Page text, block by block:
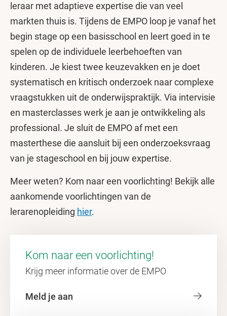
leraar met adaptieve expertise die van veel
markten thuis is. Tijdens de EMPO loop je vanaf het
begin stage op een basisschool en leert goed in te
spelen op de individuele leerbehoeften van
kinderen. Je kiest twee keuzevakken en je doet
systematisch en kritisch onderzoek naar complexe
vraagstukken uit de onderwijspraktijk. Via intervisie
en masterclasses werk je aan je ontwikkeling als
professional. Je sluit de EMPO af met een
masterthese die aansluit bij een onderzoeksvraag
van je stageschool en bij jouw expertise.
Meer weten? Kom naar een voorlichting! Bekijk alle
aankomende voorlichtingen van de
lerarenopleiding hier.
Kom naar een voorlichting!
Krijg meer informatie over de EMPO
Meld je aan